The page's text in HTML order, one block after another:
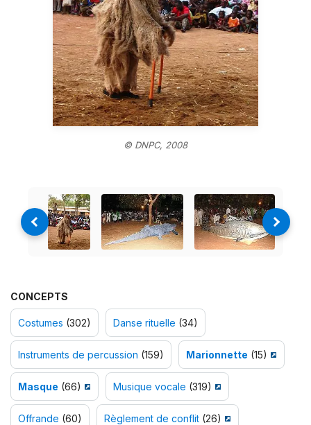
© DNPC, 2008
CONCEPTS
Costumes (302) Danse rituelle (34)
Instruments de percussion (159) Marionnette (15)
Masque (66) Musique vocale (319)
Offrande (60) Règlement de conflit (26)